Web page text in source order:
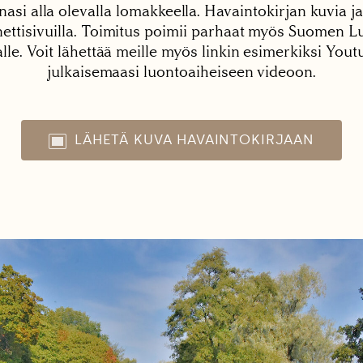
alla olevalla lomakkeella. Havaintokirjan kuvia
Toimitus poimii parhaat myös Suomen
Voit lähettää meille myös linkin esimerkiksi
julkaisemaasi luontoaiheiseen videoon.
LÄHETÄ KUVA HAVAINTOKIRJAAN